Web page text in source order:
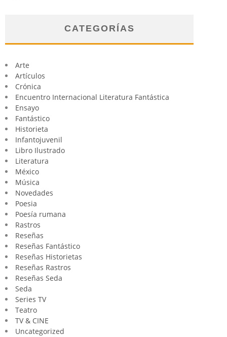
CATEGORÍAS
Arte
Artículos
Crónica
Encuentro Internacional Literatura Fantástica
Ensayo
Fantástico
Historieta
Infantojuvenil
Libro Ilustrado
Literatura
México
Música
Novedades
Poesia
Poesía rumana
Rastros
Reseñas
Reseñas Fantástico
Reseñas Historietas
Reseñas Rastros
Reseñas Seda
Seda
Series TV
Teatro
TV & CINE
Uncategorized